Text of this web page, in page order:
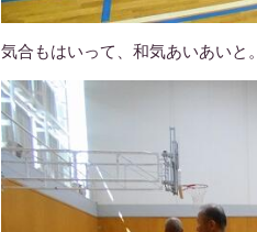
気合もはいって、和気あいあいと。